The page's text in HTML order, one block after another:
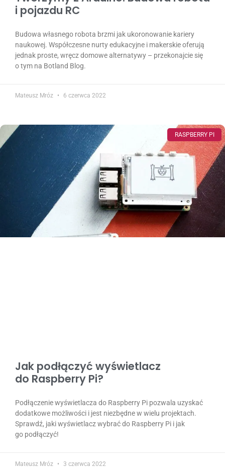
i pojazdu RC
Budowa własnego robota brzmi jak ukoronowanie kariery
naukowej. Współczesne nurty edukacyjne i makerskie oferują
jednak proste, wręcz domowe alternatywy – przekonajcie się
o tym na Botland Blog.
Mateusz Mróz 6 czerwca 2022
RASPBERRY PI
Jak podłączyć wyświetlacz
do Raspberry Pi?
Podłączenie wyświetlacza do Raspberry Pi pozwala uzyskać
dodatkowe możliwości i jest niezbędne w wielu projektach.
Sprawdź, jaki wyświetlacz wybrać do Raspberry Pi i jak
go podłączyć!
Mateusz Mróz 3 czerwca 2022